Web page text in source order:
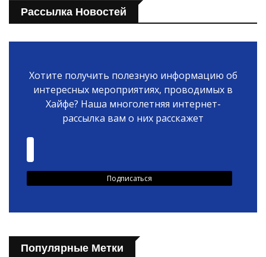
Рассылка Новостей
Хотите получить полезную информацию об
интересных мероприятиях, проводимых в
Хайфе? Наша многолетняя интернет-
рассылка вам о них расскажет
Популярные Метки